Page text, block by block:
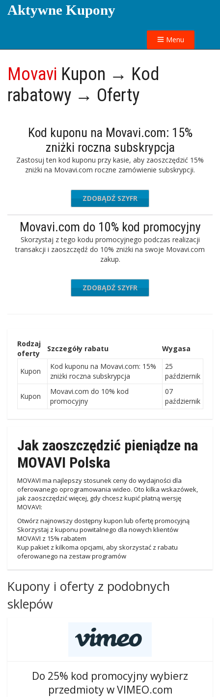
Aktywne Kupony
Menu
Movavi Kupon → Kod
rabatowy → Oferty
Kod kuponu na Movavi.com: 15%
zniżki roczna subskrypcja
Zastosuj ten kod kuponu przy kasie, aby zaoszczędzić 15%
zniżki na Movavi.com roczne zamówienie subskrypcji.
ALLAW15
ZDOBĄDŹ SZYFR
Movavi.com do 10% kod promocyjny
Skorzystaj z tego kodu promocyjnego podczas realizacji
transakcji i zaoszczędź do 10% zniżki na swoje Movavi.com
zakup.
BUYNOW
ZDOBĄDŹ SZYFR
Rodzaj
oferty
Szczegóły rabatu Wygasa
Kupon
Kod kuponu na Movavi.com: 15%
zniżki roczna subskrypcja
25
październik
Kupon
Movavi.com do 10% kod
promocyjny
07
październik
Jak zaoszczędzić pieniądze na
MOVAVI Polska
MOVAVI ma najlepszy stosunek ceny do wydajności dla
oferowanego oprogramowania wideo. Oto kilka wskazówek,
jak zaoszczędzić więcej, gdy chcesz kupić płatną wersję
MOVAVI:
Otwórz najnowszy dostępny kupon lub ofertę promocyjną
Skorzystaj z kuponu powitalnego dla nowych klientów
MOVAVI z 15% rabatem
Kup pakiet z kilkoma opcjami, aby skorzystać z rabatu
oferowanego na zestaw programów
Kupony i oferty z podobnych
sklepów
Do 25% kod promocyjny wybierz
przedmioty w VIMEO.com